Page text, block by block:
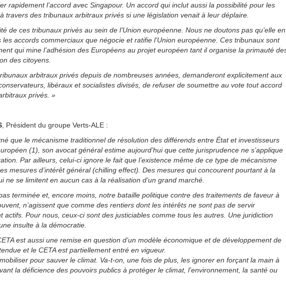
rapidement l’accord avec Singapour. Un accord qui inclut aussi la possibilité pour les
travers des tribunaux arbitraux privés si une législation venait à leur déplaire.
de ces tribunaux privés au sein de l’Union européenne. Nous ne doutons pas qu’elle en
accords commerciaux que négocie et ratifie l’Union européenne. Ces tribunaux sont
qui mine l’adhésion des Européens au projet européen tant il organise la primauté
des citoyens.
arbitraux privés depuis de nombreuses années, demanderont explicitement aux
libéraux et socialistes divisés, de refuser de soumettre au vote tout accord
privés. »
, Président du groupe Verts-ALE :
que le mécanisme traditionnel de résolution des différends entre État et investisseurs
(1), son avocat général estime aujourd’hui que cette jurisprudence ne s’applique
Par ailleurs, celui-ci ignore le fait que l’existence même de ce type de mécanisme
mesures d’intérêt général (chilling effect). Des mesures qui concourent pourtant à la
ne se limitent en aucun cas à la réalisation d’un grand marché.
terminée et, encore moins, notre bataille politique contre des traitements de faveur à
n’agissent que comme des rentiers dont les intérêts ne sont pas de servir
actifs. Pour nous, ceux-ci sont des justiciables comme tous les autres. Une juridiction
insulte à la démocratie.
est aussi une remise en question d’un modèle économique et de développement de
et le CETA est partiellement entré en vigueur.
pour sauver le climat. Va-t-on, une fois de plus, les ignorer en forçant la main à
la déficience des pouvoirs publics à protéger le climat, l’environnement, la santé ou